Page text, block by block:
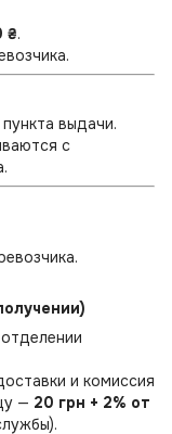
₴.
выдачи.
с
и комиссия
— 20 грн + 2% от